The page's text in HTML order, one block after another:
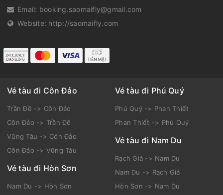
Email: booking.saomaifly@gmail.com
Website: http://saomaifly.com
Vé tàu đi Côn Đảo
Trần Đề -> Côn Đảo
Côn Đảo -> Trần Đề
Vũng Tàu -> Côn Đảo
Côn Đảo -> Vũng Tàu
Vé tàu đi Hòn Sơn
Nam Du -> Hòn Sơn
Vé tàu đi Phú Quý
Phú Quý -> Phan Thiết
Phan Thiết -> Phú Quý
Vé tàu đi Nam Du
Rạch Giá -> Nam Du
Nam Du -> Rạch Giá
Hòn Sơn -> Nam Du